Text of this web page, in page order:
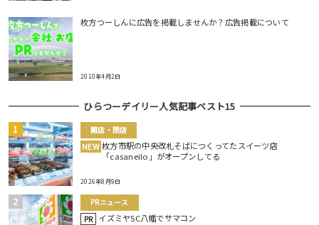
枚方つーしんに広告を掲載しませんか？広告掲載について
2010年4月2日
ひらつーデイリー人気記事ベスト15
開店・閉店
NEW 枚方市駅の中央改札そばにつくってたスイーツ店
「casaneilo」がオープンしてる
2026年8月9日
PRニュース
PR イズミヤSC八幡でサマコン